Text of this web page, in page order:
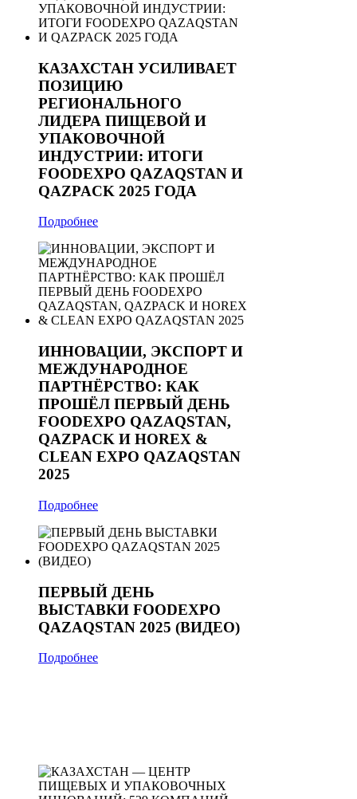
КАЗАХСТАН УСИЛИВАЕТ
ПОЗИЦИЮ
РЕГИОНАЛЬНОГО
ЛИДЕРА ПИЩЕВОЙ И
УПАКОВОЧНОЙ
ИНДУСТРИИ: ИТОГИ
FOODEXPO QAZAQSTAN И
QAZPACK 2025 ГОДА
Подробнее
ИННОВАЦИИ, ЭКСПОРТ И
МЕЖДУНАРОДНОЕ
ПАРТНЁРСТВО: КАК
ПРОШЁЛ ПЕРВЫЙ ДЕНЬ
FOODEXPO QAZAQSTAN,
QAZPACK И HOREX &
CLEAN EXPO QAZAQSTAN
2025
Подробнее
ПЕРВЫЙ ДЕНЬ
ВЫСТАВКИ FOODEXPO
QAZAQSTAN 2025 (ВИДЕО)
Подробнее